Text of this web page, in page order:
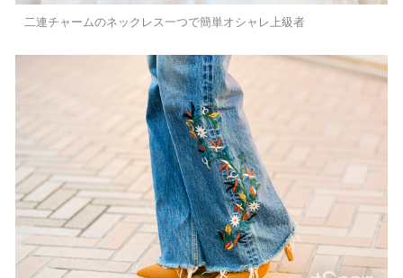
二連チャームのネックレス一つで簡単オシャレ上級者